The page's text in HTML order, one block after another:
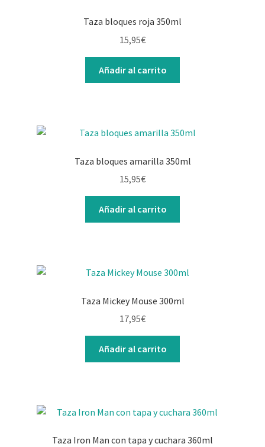
Taza bloques roja 350ml
15,95€
Añadir al carrito
Taza bloques amarilla 350ml
15,95€
Añadir al carrito
Taza Mickey Mouse 300ml
17,95€
Añadir al carrito
Taza Iron Man con tapa y cuchara 360ml